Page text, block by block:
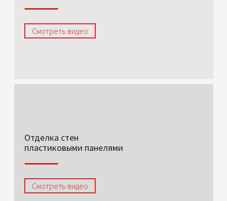
Смотреть видео
Отделка стен
пластиковыми панелями
Смотреть видео